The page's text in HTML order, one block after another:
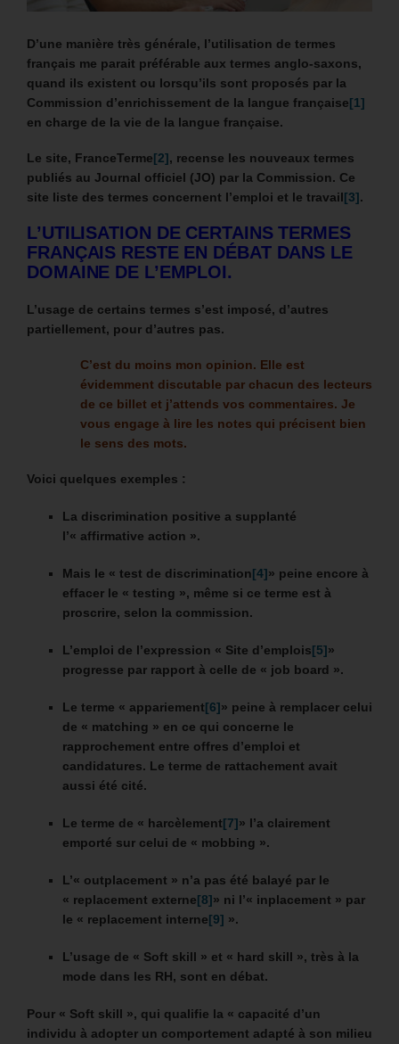
D’une manière très générale, l’utilisation de termes
français me parait préférable aux termes anglo-saxons,
quand ils existent ou lorsqu’ils sont proposés par la
Commission d’enrichissement de la langue française[1]
en charge de la vie de la langue française.
Le site, FranceTerme[2], recense les nouveaux termes
publiés au Journal officiel (JO) par la Commission. Ce
site liste des termes concernent l’emploi et le travail[3].
L’UTILISATION DE CERTAINS TERMES
FRANÇAIS RESTE EN DÉBAT DANS LE
DOMAINE DE L’EMPLOI.
L’usage de certains termes s’est imposé, d’autres
partiellement, pour d’autres pas.
C’est du moins mon opinion. Elle est
évidemment discutable par chacun des lecteurs
de ce billet et j’attends vos commentaires. Je
vous engage à lire les notes qui précisent bien
le sens des mots.
Voici quelques exemples :
La discrimination positive a supplanté
l’« affirmative action ».
Mais le « test de discrimination[4]» peine encore à
effacer le « testing », même si ce terme est à
proscrire, selon la commission.
L’emploi de l’expression « Site d’emplois[5]»
progresse par rapport à celle de « job board ».
Le terme « appariement[6]» peine à remplacer celui
de « matching » en ce qui concerne le
rapprochement entre offres d’emploi et
candidatures. Le terme de rattachement avait
aussi été cité.
Le terme de « harcèlement[7]» l’a clairement
emporté sur celui de « mobbing ».
L’« outplacement » n’a pas été balayé par le
« replacement externe[8]» ni l’« inplacement » par
le « replacement interne[9] ».
L’usage de « Soft skill » et « hard skill », très à la
mode dans les RH, sont en débat.
Pour « Soft skill », qui qualifie la « capacité d’un
individu à adopter un comportement adapté à son milieu